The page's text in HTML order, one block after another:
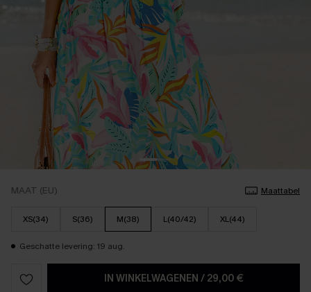
MAAT (EU) Maattabel
XS(34) S(36) M(38) L(40/42) XL(44)
Geschatte levering: 19 aug.
IN WINKELWAGENEN / 29,00 €